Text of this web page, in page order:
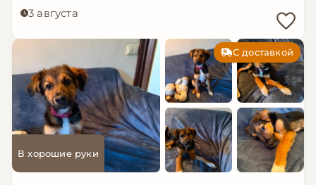
3 августа
С доставкой
В хорошие руки